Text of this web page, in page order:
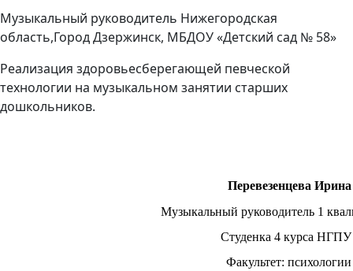
Музыкальный руководитель Нижегородская
область,Город Дзержинск, МБДОУ «Детский сад № 58»
Реализация здоровьесберегающей певческой
технологии на музыкальном занятии старших
дошкольников.